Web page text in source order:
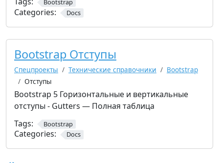
Bootstrap
Categories: Docs
Bootstrap Отступы
Спецпроекты Технические справочники
Bootstrap
Отступы
Bootstrap 5 Горизонтальные и вертикальные
отступы - Gutters — Полная таблица
Tags:
Bootstrap
Categories: Docs